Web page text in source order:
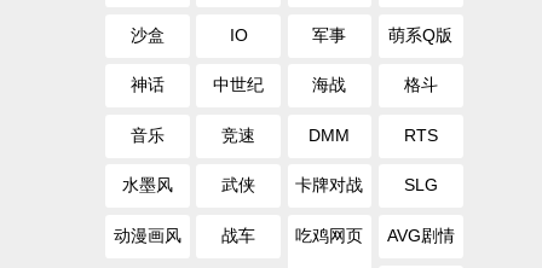
沙盒 IO 军事 萌系Q版
神话 中世纪 海战 格斗
音乐 竞速 DMM RTS
水墨风 武侠 卡牌对战 SLG
动漫画风 战车 吃鸡网页 AVG剧情